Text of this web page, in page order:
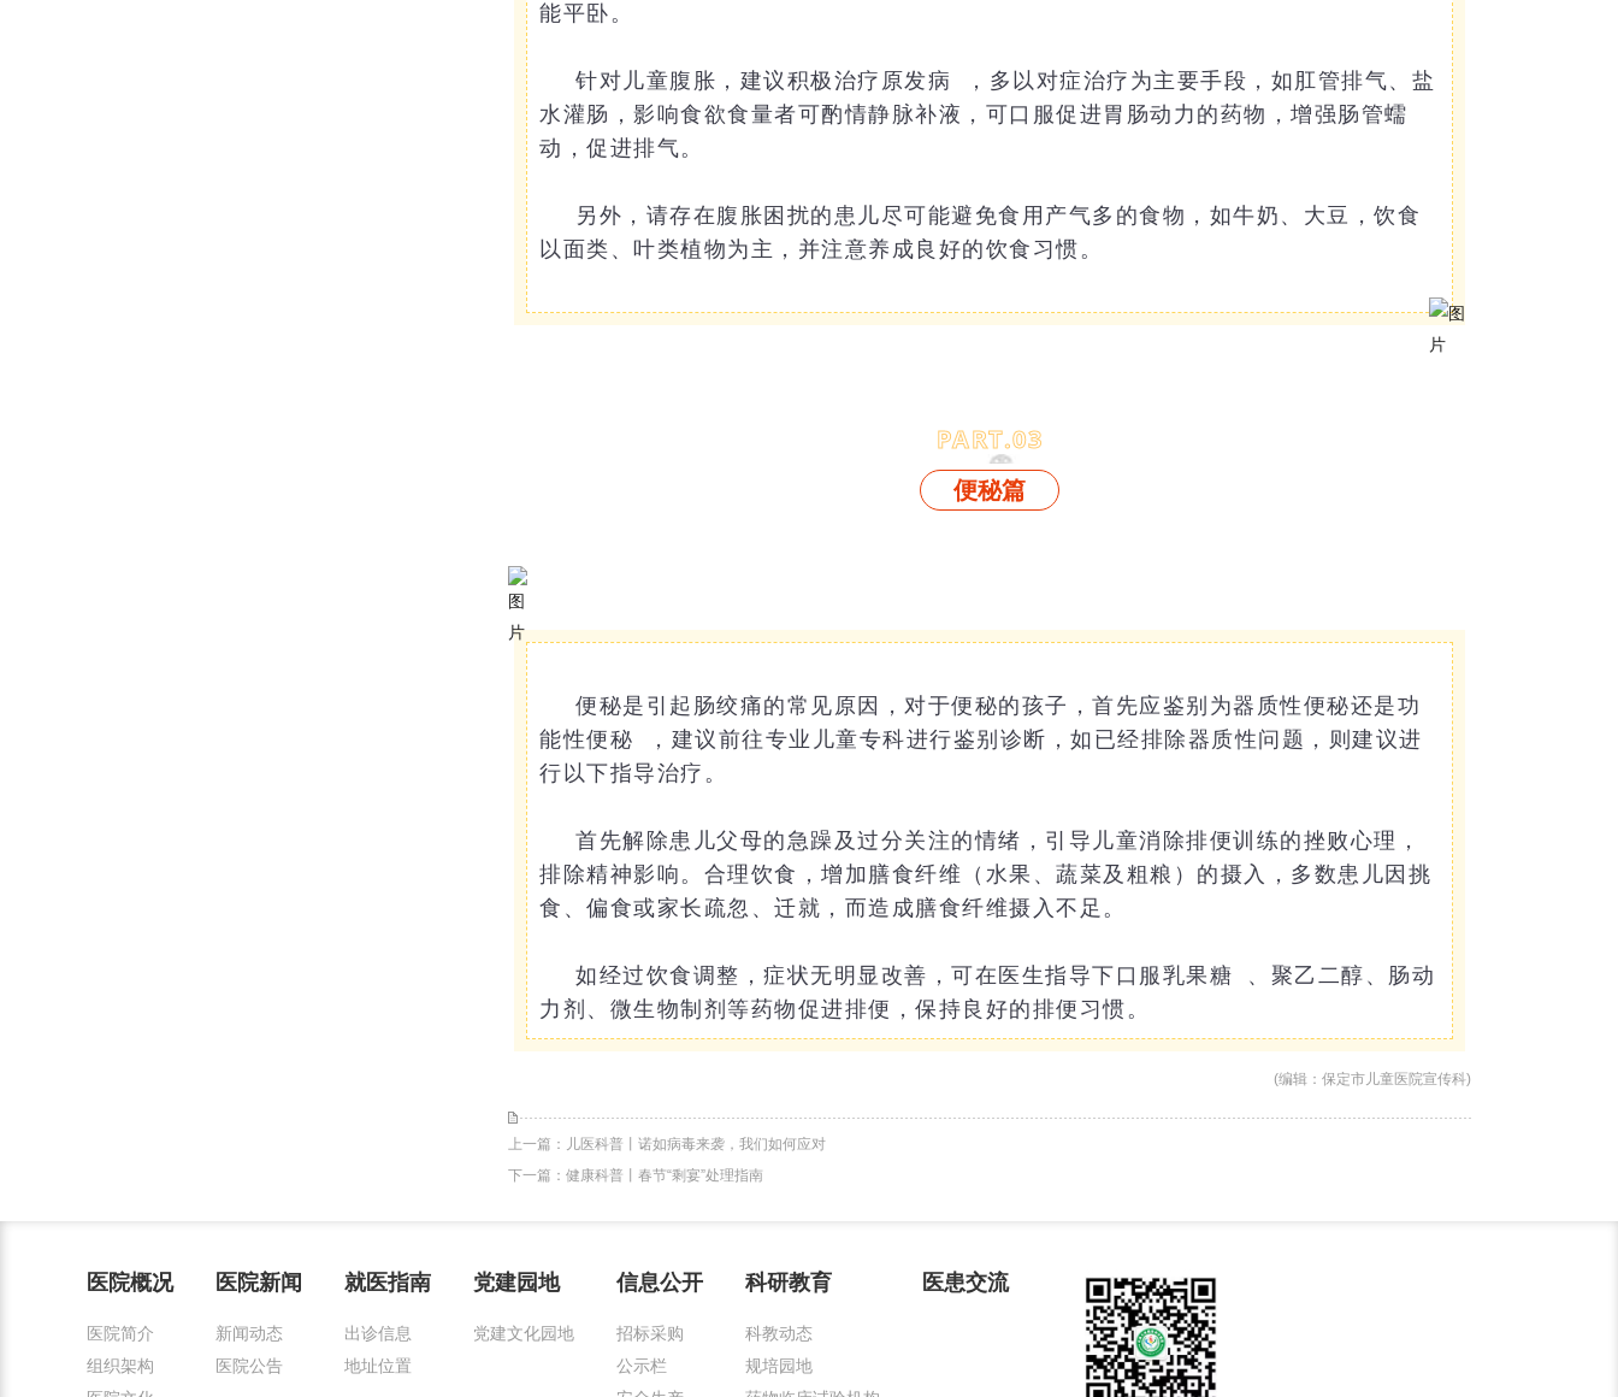
能平卧。
针对儿童腹胀，建议积极治疗 原发病
，多以对症治疗为主要手段，如肛管排气、盐
水灌肠，影响食欲食量者可酌情静脉补液，可口服促进胃肠动力的药物，增强肠管蠕
动，促进排气。
另外，请存在腹胀困扰的患儿尽可能避免食用产气多的食物，如牛奶、大豆，饮食
以面类、叶类植物为主，并注意养成良好的饮食习惯。
PART.03
便秘篇
便秘是引起肠绞痛的常见原因，对于便秘的孩子，首先应鉴别为器质性便秘还是功
能性便秘
，建议前往专业儿童专科进行鉴别诊断，如已经排除器质性问题，则建议进
行以下指导治疗。
首先解除患儿父母的急躁及过分关注的情绪，引导儿童消除排便训练的挫败心理，
排除精神影响。合理饮食，增加膳食纤维（水果、蔬菜及粗粮）的摄入，多数患儿因挑
食、偏食或家长疏忽、迁就，而造成膳食纤维摄入不足。
如经过饮食调整，症状无明显改善，可在医生指导下口服 乳果糖
、聚乙二醇、肠动
力剂、微生物制剂等药物促进排便，保持良好的排便习惯。
(编辑：保定市儿童医院宣传科)
上一篇： 儿医科普丨诺如病毒来袭，我们如何应对
下一篇： 健康科普丨春节“剩宴”处理指南
医院概况
医院简介
组织架构
医院新闻
新闻动态
医院公告
就医指南
出诊信息
地址位置
党建园地
党建文化园地
信息公开
招标采购
公示栏
科研教育
科教动态
规培园地
医患交流